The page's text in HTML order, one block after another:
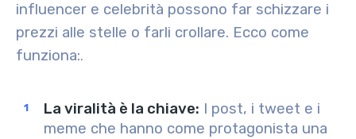
influencer e celebrità possono far schizzare i
prezzi alle stelle o farli crollare. Ecco come
funziona:.
La viralità è la chiave: I post, i tweet e i
meme che hanno come protagonista una